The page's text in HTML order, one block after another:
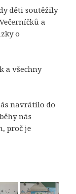
děti soutěžily
a
o
a všechny
navrátilo do
nás
proč je